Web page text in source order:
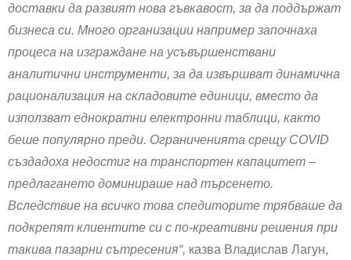
доставки да развият нова гъвкавост, за да поддържат
бизнеса си. Много организации например започнаха
процеса на изграждане на усъвършенствани
аналитични инструменти, за да извършват динамична
рационализация на складовите единици, вместо да
използват еднократни електронни таблици, както
беше популярно преди. Ограниченията срещу COVID
създадоха недостиг на транспортен капацитет –
предлагането доминираше над търсенето.
Вследствие на всичко това спедиторите трябваше да
подкрепят клиентите си с по-креативни решения при
такива пазарни сътресения“, казва Владислав Лагун,